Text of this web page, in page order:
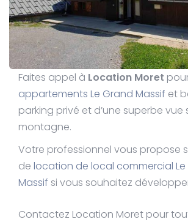
Faites appel à Location Moret
appartements Le Grand Massif et
parking privé et d’une superbe vue
montagne.
Votre professionnel vous propose
de location de local commercial Le
Massif si vous souhaitez
Contactez Location Moret pour